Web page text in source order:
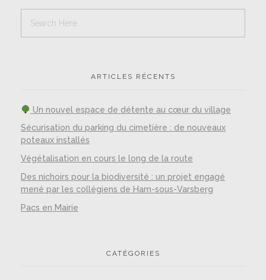
ARTICLES RÉCENTS
Un nouvel espace de détente au cœur du village
Sécurisation du parking du cimetière : de nouveaux
poteaux installés
Végétalisation en cours le long de la route
Des nichoirs pour la biodiversité : un projet engagé
mené par les collégiens de Ham-sous-Varsberg
Pacs en Mairie
CATÉGORIES